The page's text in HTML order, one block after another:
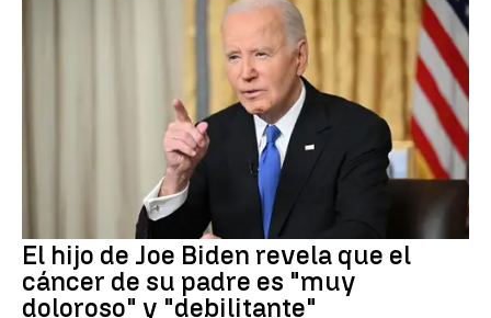
El hijo de Joe Biden revela que el
cáncer de su padre es "muy
doloroso" y "debilitante"